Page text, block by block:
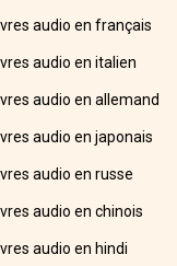
audio en français
audio en italien
audio en allemand
audio en japonais
audio en russe
audio en chinois
audio en hindi